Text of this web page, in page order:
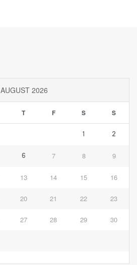
AUGUST 2026
T F S S
1 2
6 7 8 9
13 14 15 16
20 21 22 23
27 28 29 30